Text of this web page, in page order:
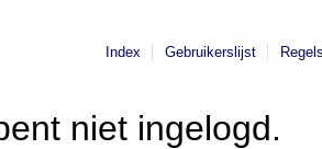
Index Gebruikerslijst
niet ingelogd.